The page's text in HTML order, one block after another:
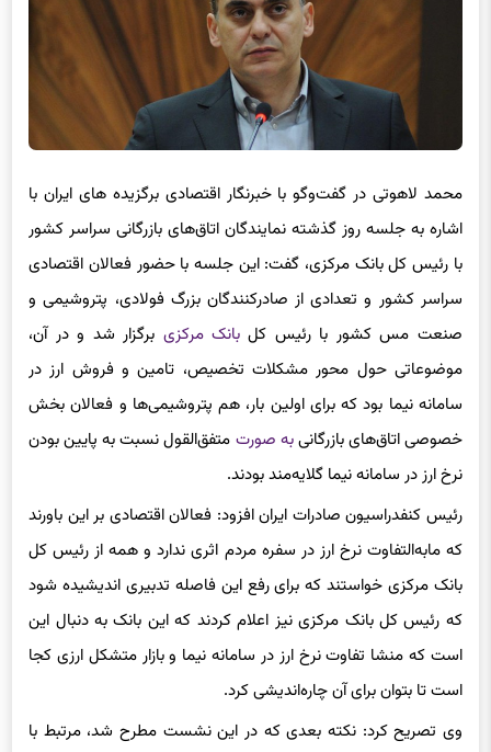
محمد لاهوتی در گفت‌وگو با خبرنگار اقتصادی برگزیده های ایران با
اشاره به جلسه روز گذشته نمایندگان اتاق‌های بازرگانی سراسر کشور
با رئیس کل بانک مرکزی، گفت: این جلسه با حضور فعالان اقتصادی
سراسر کشور و تعدادی از صادرکنندگان بزرگ فولادی، پتروشیمی و
صنعت مس کشور با رئیس کل بانک مرکزی برگزار شد و در آن،
موضوعاتی حول محور مشکلات تخصیص، تامین و فروش ارز در
سامانه نیما بود که برای اولین بار، هم پتروشیمی‌ها و فعالان بخش
خصوصی اتاق‌های بازرگانیبه صورت متفق‌القول نسبت به پایین بودن
نرخ ارز در سامانه نیما گلایه‌مند بودند.
رئیس کنفدراسیون صادرات ایران افزود: فعالان اقتصادی بر این باورند
که مابه‌التفاوت نرخ ارز در سفره مردم اثری ندارد و همه از رئیس کل
بانک مرکزی خواستند که برای رفع این فاصله تدبیری اندیشیده شود
که رئیس کل بانک مرکزی نیز اعلام کردند که این بانک به دنبال این
است که منشا تفاوت نرخ ارز در سامانه نیما و بازار متشکل ارزی کجا
است تا بتوان برای آن چاره‌اندیشی کرد.
وی تصریح کرد: نکته بعدی که در این نشست مطرح شد، مرتبط با